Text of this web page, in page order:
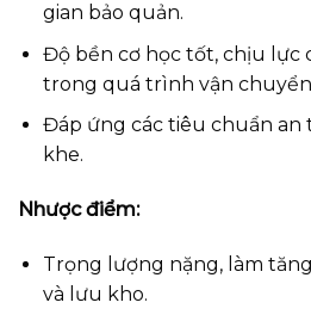
gian bảo quản.
Độ bền cơ học tốt, chịu lực
trong quá trình vận
Đáp ứng các tiêu chuẩn an
khe.
Nhược điểm:
Trọng lượng nặng, làm
và lưu kho.